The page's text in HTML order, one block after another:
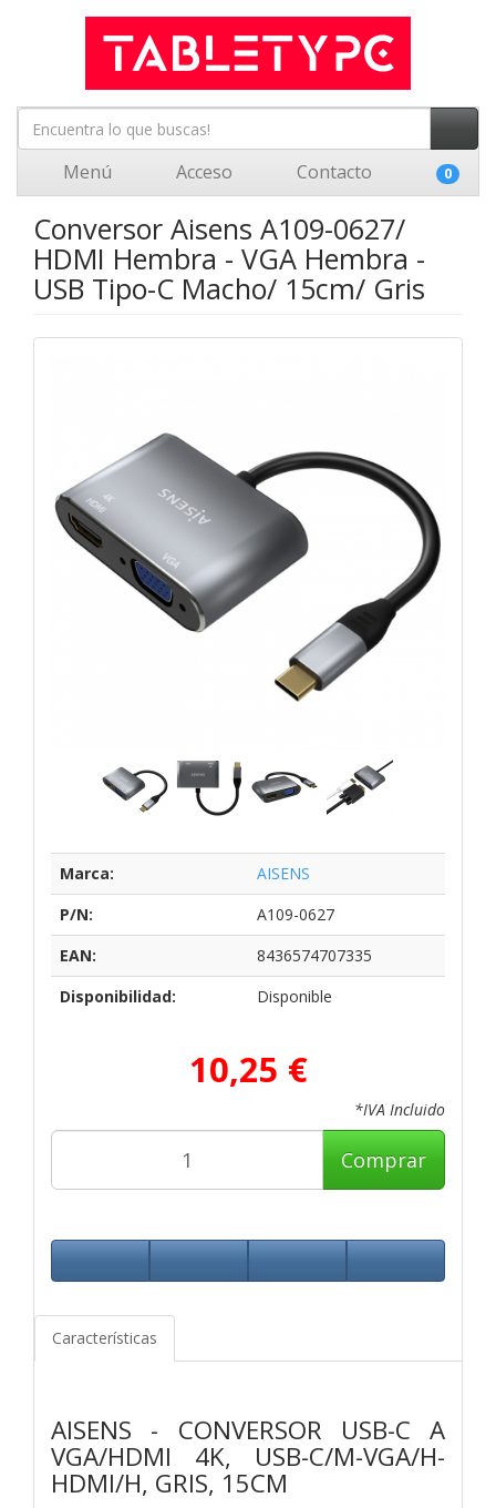
Menú Acceso Contacto 0
Conversor Aisens A109-0627/
HDMI Hembra - VGA Hembra -
USB Tipo-C Macho/ 15cm/ Gris
Marca:
AISENS
P/N:
A109-0627
EAN:
8436574707335
Disponibilidad:
Disponible
10,25 €
*IVA Incluido
Comprar
Características
AISENS - CONVERSOR USB-C A
VGA/HDMI 4K, USB-C/M-VGA/H-
HDMI/H, GRIS, 15CM